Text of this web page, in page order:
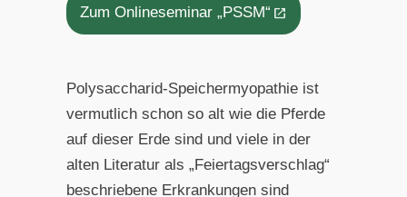
Zum Onlineseminar „PSSM“
Polysaccharid-Speichermyopathie ist
vermutlich schon so alt wie die Pferde
auf dieser Erde sind und viele in der
alten Literatur als „Feiertagsverschlag“
beschriebene Erkrankungen sind